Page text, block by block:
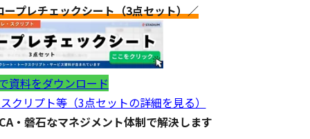
プレチェックシート（3点セット）／
資料をダウンロード
リプト等（3点セットの詳細を見る）
・磐石なマネジメント体制で解決します